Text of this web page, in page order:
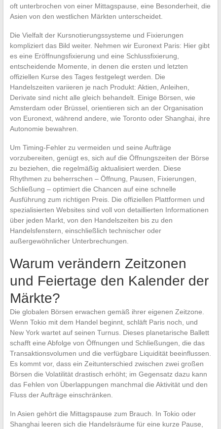
oft unterbrochen von einer Mittagspause, eine Besonderheit, die
Asien von den westlichen Märkten unterscheidet.
Die Vielfalt der Kursnotierungssysteme und Fixierungen
kompliziert das Bild weiter. Nehmen wir Euronext Paris: Hier gibt
es eine Eröffnungsfixierung und eine Schlussfixierung,
entscheidende Momente, in denen die ersten und letzten
offiziellen Kurse des Tages festgelegt werden. Die
Handelszeiten variieren je nach Produkt: Aktien, Anleihen,
Derivate sind nicht alle gleich behandelt. Einige Börsen, wie
Amsterdam oder Brüssel, orientieren sich an der Organisation
von Euronext, während andere, wie Toronto oder Shanghai, ihre
Autonomie bewahren.
Um Timing-Fehler zu vermeiden und seine Aufträge
vorzubereiten, genügt es, sich auf die Öffnungszeiten der Börse
zu beziehen, die regelmäßig aktualisiert werden. Diese
Rhythmen zu beherrschen – Öffnung, Pausen, Fixierungen,
Schließung – optimiert die Chancen auf eine schnelle
Ausführung zum richtigen Preis. Die offiziellen Plattformen und
spezialisierten Websites sind voll von detaillierten Informationen
über jeden Markt, von den Handelszeiten bis zu den
Handelsfenstern, einschließlich technischer oder
außergewöhnlicher Unterbrechungen.
Warum verändern Zeitzonen
und Feiertage den Kalender der
Märkte?
Die globalen Börsen erwachen gemäß ihrer eigenen Zeitzone.
Wenn Tokio mit dem Handel beginnt, schläft Paris noch, und
New York wartet auf seinen Turnus. Dieses planetarische Ballett
schafft eine Abfolge von Öffnungen und Schließungen, die das
Transaktionsvolumen und die verfügbare Liquidität beeinflussen.
Es kommt vor, dass ein Zeitunterschied zwischen zwei großen
Börsen die Volatilität drastisch erhöht; im Gegensatz dazu kann
das Fehlen von Überlappungen manchmal die Aktivität und den
Fluss der Aufträge einschränken.
In Asien gehört die Mittagspause zum Brauch. In Tokio oder
Shanghai leeren sich die Handelsräume für eine kurze Pause,